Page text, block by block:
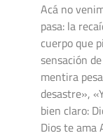
Acá no
pasa: la
cuerpo que
sensación
mentira
desastre»,
bien claro:
Dios te ama